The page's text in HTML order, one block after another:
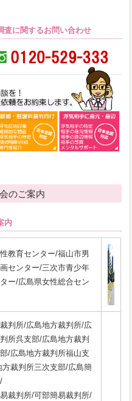
に関するお問い合わせ
のご案内
内
教育センター/福山市男
センター/三次市青少年
ー/広島県女性総合セン
判所/広島地方裁判所/広
所呉支部/広島地方裁判
/広島地方裁判所福山支
方裁判所三次支部/広島簡
裁判所/可部簡易裁判所/